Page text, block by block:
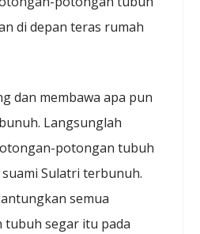
di depan teras rumah
dan membawa apa pun
Langsunglah
potongan tubuh
Sulatri terbunuh.
semua
segar itu pada